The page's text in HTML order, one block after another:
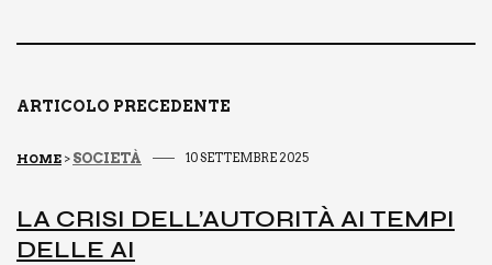
b
o
k
Li
k
vi
ARTICOLO PRECEDENTE
HOME > SOCIETÀ 10 SETTEMBRE 2025
LA CRI­SI DEL­L’AU­TO­RI­TÀ AI TEM­PI
DEL­LE AI